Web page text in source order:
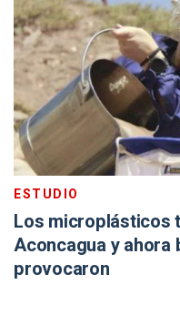
ESTUDIO
Los microplásticos
Aconcagua y ahora
provocaron